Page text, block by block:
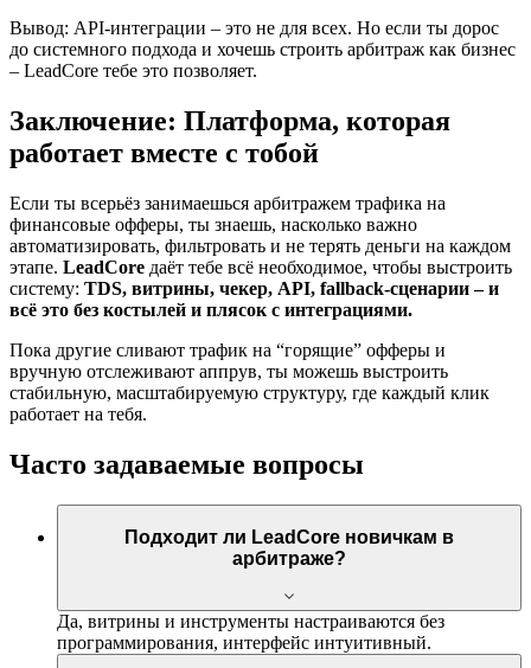
Вывод: API-интеграции – это не для всех. Но если ты дорос
до системного подхода и хочешь строить арбитраж как бизнес
– LeadCore тебе это позволяет.
Заключение: Платформа, которая
работает вместе с тобой
Если ты всерьёз занимаешься арбитражем трафика на
финансовые офферы, ты знаешь, насколько важно
автоматизировать, фильтровать и не терять деньги на каждом
этапе. LeadCore даёт тебе всё необходимое, чтобы выстроить
систему: TDS, витрины, чекер, API, fallback-сценарии – и
всё это без костылей и плясок с интеграциями.
Пока другие сливают трафик на “горящие” офферы и
вручную отслеживают аппрув, ты можешь выстроить
стабильную, масштабируемую структуру, где каждый клик
работает на тебя.
Часто задаваемые вопросы
Подходит ли LeadCore новичкам в
арбитраже?
Да, витрины и инструменты настраиваются без
программирования, интерфейс интуитивный.